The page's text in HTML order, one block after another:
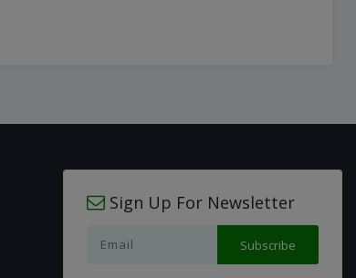
Sign Up For Newsletter